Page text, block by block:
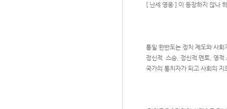
[ 난세 영웅 ] 이 등장하지 않나
통일 한반도는 정치 제도와 사회
정신적 스승, 정신적 멘토, 영적
국가의 통치자가 되고 사회의 지